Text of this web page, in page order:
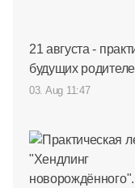
21 августа -
будущих
03. Aug 11:47